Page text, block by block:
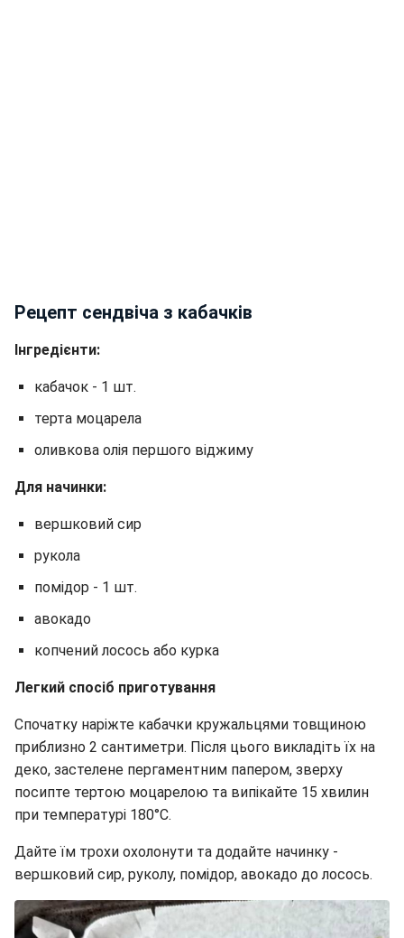
Рецепт сендвіча з кабачків
Інгредієнти:
кабачок - 1 шт.
терта моцарела
оливкова олія першого віджиму
Для начинки:
вершковий сир
рукола
помідор - 1 шт.
авокадо
копчений лосось або курка
Легкий спосіб приготування
Спочатку наріжте кабачки кружальцями товщиною
приблизно 2 сантиметри. Після цього викладіть їх на
деко, застелене пергаментним папером, зверху
посипте тертою моцарелою та випікайте 15 хвилин
при температурі 180°C.
Дайте їм трохи охолонути та додайте начинку -
вершковий сир, руколу, помідор, авокадо до лосось.